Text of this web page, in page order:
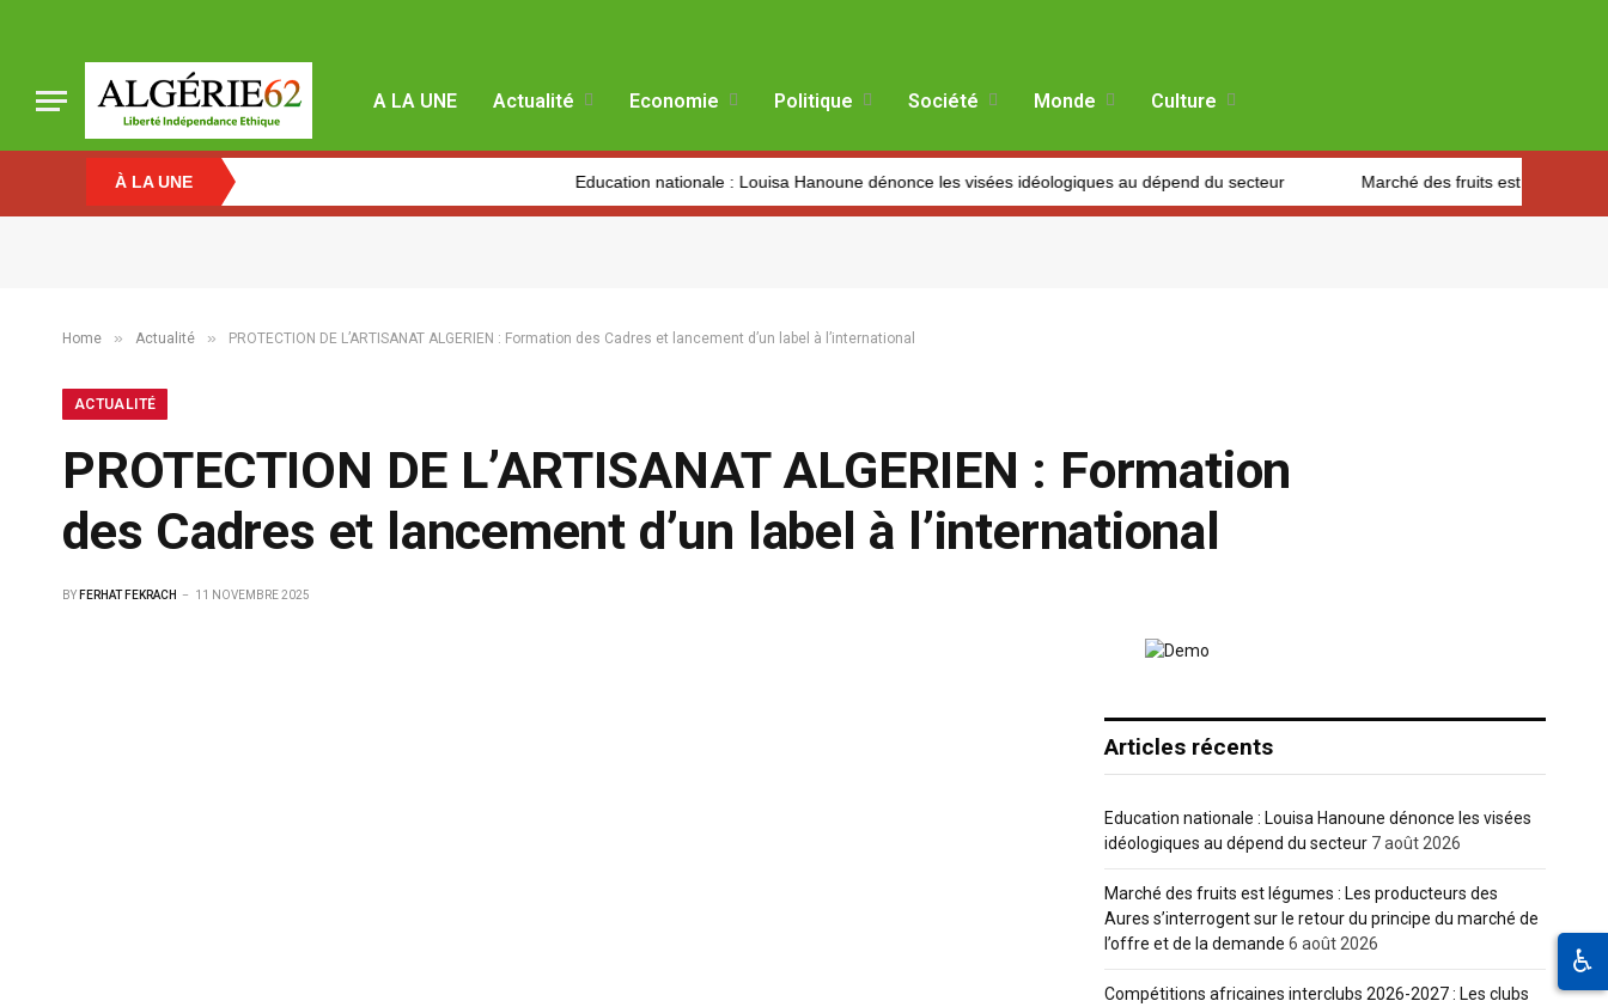
A LA UNE Actualité Economie Politique Société Monde Culture
À LA UNE Education nationale : Louisa Hanoune dénonce les visées idéologiques au dépend du secteur Marché des fruits est légumes : Les
Home » Actualité » PROTECTION DE L’ARTISANAT ALGERIEN : Formation des Cadres et lancement d’un label à l’international
ACTUALITÉ
PROTECTION DE L’ARTISANAT ALGERIEN : Formation
des Cadres et lancement d’un label à l’international
BY FERHAT FEKRACH 11 NOVEMBRE 2025
Articles récents
Education nationale : Louisa Hanoune dénonce les visées
idéologiques au dépend du secteur 7 août 2026
Marché des fruits est légumes : Les producteurs des
Aures s’interrogent sur le retour du principe du marché de
l’offre et de la demande 6 août 2026
Compétitions africaines interclubs 2026-2027 : Les clubs
♿